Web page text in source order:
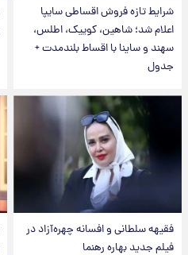
شرایط تازه فروش اقساطی سایپا
اعلام شد؛ شاهین، کوییک، اطلس،
سهند و ساینا با اقساط بلندمدت +
جدول
فقیهه سلطانی و افسانه چهره‌آزاد در
فیلم جدید بهاره رهنما